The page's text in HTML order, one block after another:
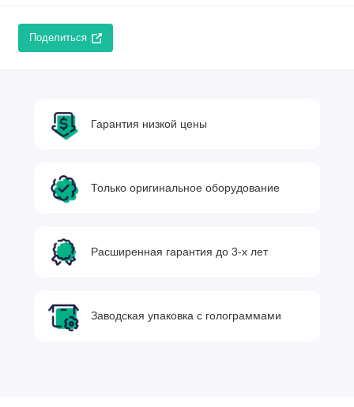
Поделиться
Гарантия низкой цены
Только оригинальное оборудование
Расширенная гарантия до 3-х лет
Заводская упаковка с голограммами